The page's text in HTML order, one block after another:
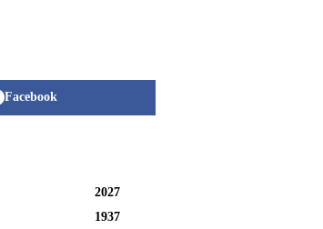
Facebook
2027
1937